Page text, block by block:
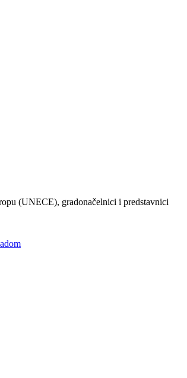
(UNECE), gradonačelnici i predstavnici